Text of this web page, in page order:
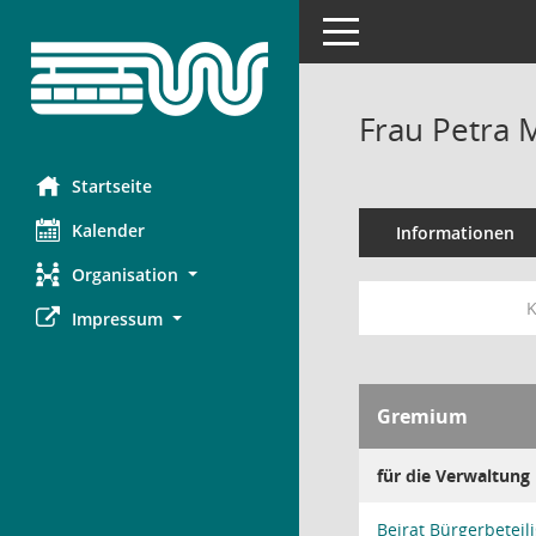
Startseite
Kalender
Organisation
Impressum
Toggle navigation
Frau Petra
Informationen
Gremium
für die Verwaltung
Beirat